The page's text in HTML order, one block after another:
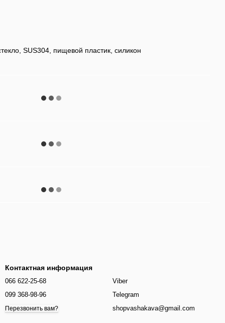
SUS304, пищевой пластик, силикон
Контактная информация
066 622-25-68
099 368-98-96
Перезвонить вам?
Viber
Telegram
shopvashakava@gmail.com